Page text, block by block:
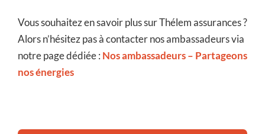
Vous souhaitez en savoir plus sur Thélem assurances ?
Alors n’hésitez pas à contacter nos ambassadeurs via
notre page dédiée : Nos ambassadeurs – Partageons
nos énergies